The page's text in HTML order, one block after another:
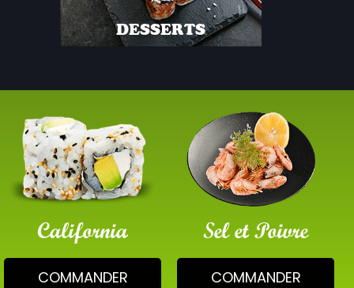
DESSERTS
California
COMMANDER
Sel et Poivre
COMMANDER